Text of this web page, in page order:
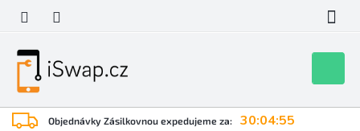
obsah
Objednávky Zásilkovnou expedujeme za: 30:04:55
košík